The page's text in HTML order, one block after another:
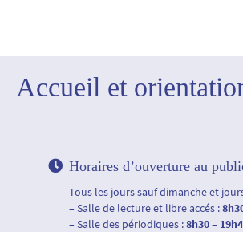
Accueil et
Horaires d’ouverture au
Tous les jours sauf dimanche et
– Salle de lecture et libre accés :
– Salle des périodiques :8h30 –